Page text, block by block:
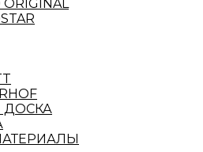
ДОСКА